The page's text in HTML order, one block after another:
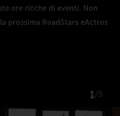
ore ricche di eventi. Non
prossima RoadStars eActros
1/5